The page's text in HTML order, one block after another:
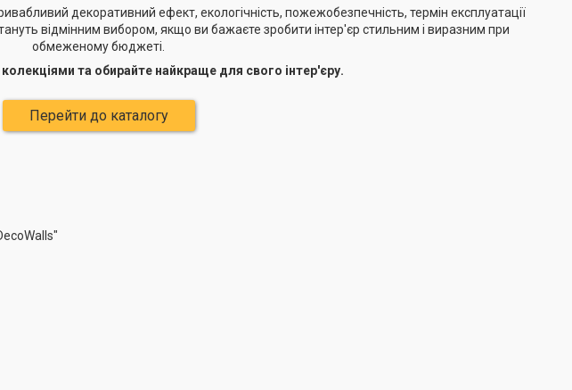
декоративний ефект, екологічність, пожежобезпечність, термін експлуатації
відмінним вибором, якщо ви бажаєте зробити інтер'єр стильним і виразним при
обмеженому бюджеті.
та обирайте найкраще для свого інтер'єру.
Перейти до каталогу